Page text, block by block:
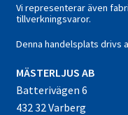
Vi representerar även
tillverkningsvaror.
Denna handelsplats drivs
MÄSTERLJUS AB
Batterivägen 6
432 32 Varberg